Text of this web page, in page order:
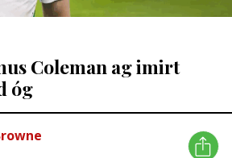
Coleman ag imirt
óg